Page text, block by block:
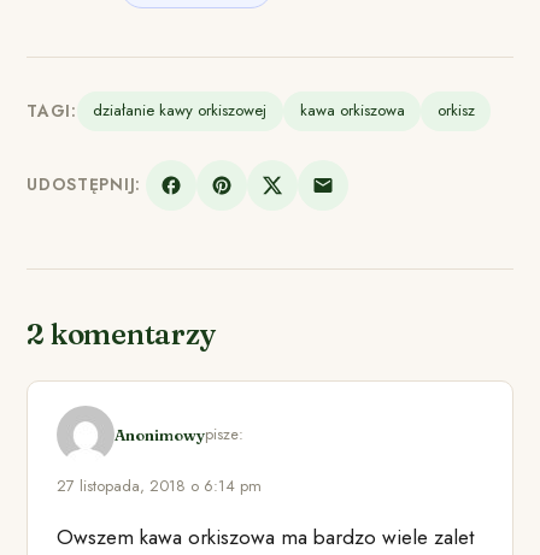
TAGI: działanie kawy orkiszowej kawa orkiszowa orkisz
UDOSTĘPNIJ:
2 komentarzy
Anonimowypisze:
27 listopada, 2018 o 6:14 pm
Owszem kawa orkiszowa ma bardzo wiele zalet